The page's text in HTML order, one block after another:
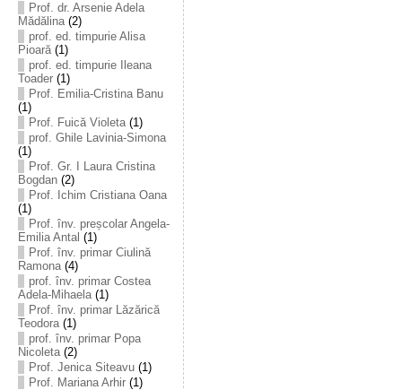
Prof. dr. Arsenie Adela
Mădălina(2)
prof. ed. timpurie Alisa
Pioară(1)
prof. ed. timpurie Ileana
Toader(1)
Prof. Emilia-Cristina Banu
(1)
Prof. Fuică Violeta(1)
prof. Ghile Lavinia-Simona
(1)
Prof. Gr. I Laura Cristina
Bogdan(2)
Prof. Ichim Cristiana Oana
(1)
Prof. înv. preșcolar Angela-
Emilia Antal (1)
Prof. înv. primar Ciulină
Ramona(4)
prof. înv. primar Costea
Adela-Mihaela(1)
Prof. înv. primar Lăzărică
Teodora(1)
prof. înv. primar Popa
Nicoleta(2)
Prof. Jenica Siteavu(1)
Prof. Mariana Arhir(1)